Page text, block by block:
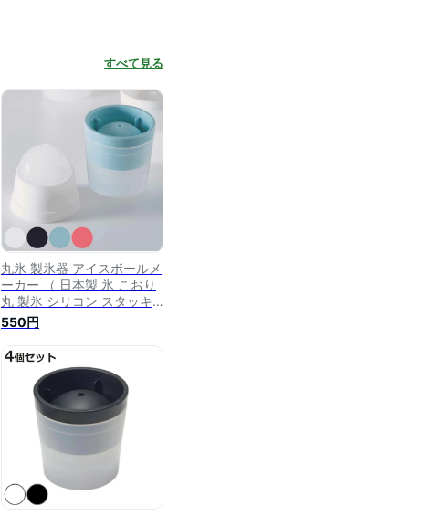
すべて見る
丸氷 製氷器 アイスボールメ
ーカー （ 日本製 氷 こおり
丸 製氷 シリコン スタッキ
ング 冷凍庫 製氷皿 製氷カ
ップ 製氷グッズ 丸型 丸い
氷 球状 球体 家庭用 アイス
ボール 球状製氷器 家庭用丸
型 ライクイット キッチン
）【3980円以上送料無料】
550円